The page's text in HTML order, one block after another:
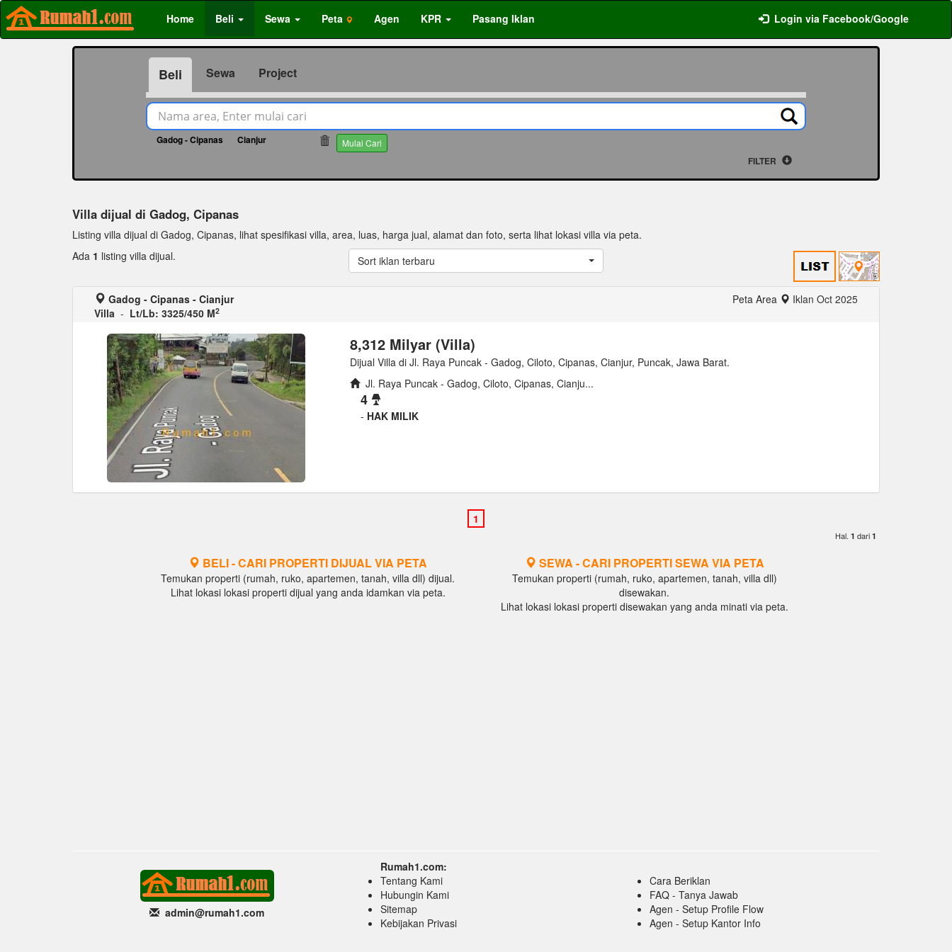
Home Beli Sewa Peta Agen KPR Pasang Iklan Login via Facebook/Google
Beli Sewa Project
Gadog - Cipanas Cianjur Mulai Cari
FILTER
Villa dijual di Gadog, Cipanas
Listing villa dijual di Gadog, Cipanas, lihat spesifikasi villa, area, luas, harga jual, alamat dan foto, serta lihat lokasi villa via peta.
Ada 1 listing villa dijual. Sort iklan terbaru
Gadog - Cipanas - Cianjur
Villa - Lt/Lb: 3325/450 M2
Peta Area Iklan Oct 2025
8,312 Milyar (Villa)
Dijual Villa di Jl. Raya Puncak - Gadog, Ciloto, Cipanas, Cianjur, Puncak, Jawa Barat.
Jl. Raya Puncak - Gadog, Ciloto, Cipanas, Cianju...
4
- HAK MILIK
Hal. 1 dari 1
BELI - CARI PROPERTI DIJUAL VIA PETA
Temukan properti (rumah, ruko, apartemen, tanah, villa dll) dijual.
Lihat lokasi lokasi properti dijual yang anda idamkan via peta.
SEWA - CARI PROPERTI SEWA VIA PETA
Temukan properti (rumah, ruko, apartemen, tanah, villa dll)
disewakan.
Lihat lokasi lokasi properti disewakan yang anda minati via peta.
admin@rumah1.com
Rumah1.com:
Tentang Kami
Hubungin Kami
Sitemap
Kebijakan Privasi
Cara Beriklan
FAQ - Tanya Jawab
Agen - Setup Profile Flow
Agen - Setup Kantor Info